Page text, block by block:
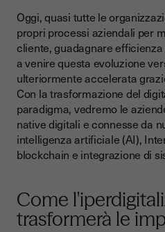
Oggi, quasi tutte le
propri processi aziendali per
cliente, guadagnare
a venire questa evoluzione
ulteriormente accelerata
Con la trasformazione del
paradigma, vedremo le
native digitali e connesse da
intelligenza artificiale (AI),
blockchain e integrazione di
Come
trasformerà le